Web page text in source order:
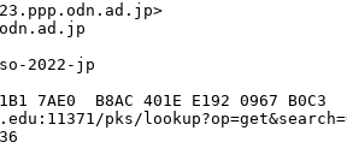
2022-jp
7AE0  B8AC 401E E192 0967 B0C3
pks/